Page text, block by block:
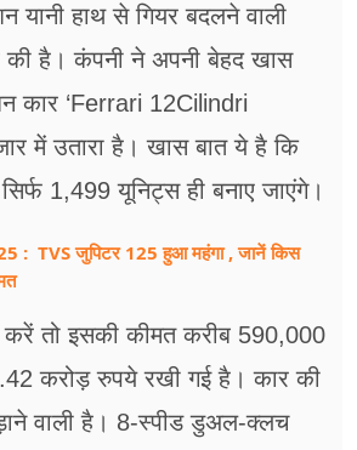
यानी हाथ से गियर बदलने वाली
की है। कंपनी ने अपनी बेहद खास
कार ‘Ferrari 12Cilindri
में उतारा है। खास बात ये है कि
1,499 यूनिट्स ही बनाए जाएंगे।
: TVS जुपिटर 125 हुआ महंगा , जानें किस
करें तो इसकी कीमत करीब 590,000
करोड़ रुपये रखी गई है। कार की
वाली है। 8-स्पीड डुअल-क्लच